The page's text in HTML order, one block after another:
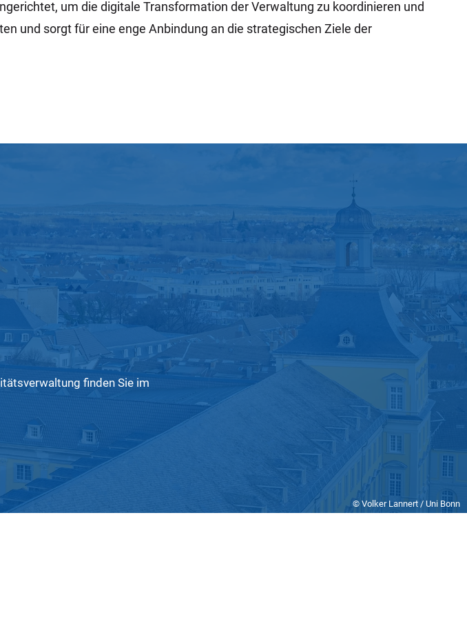
um die digitale Transformation der Verwaltung zu koordinieren und
und sorgt für eine enge Anbindung an die strategischen Ziele der
© Volker Lannert / Uni Bonn
finden Sie im